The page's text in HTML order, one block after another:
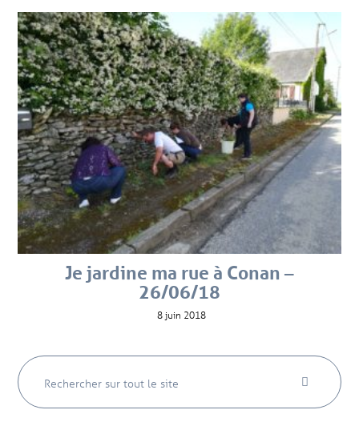
Je jardine ma rue à Conan –
26/06/18
8 juin 2018